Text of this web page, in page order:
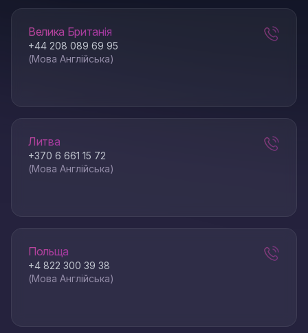
Велика Британія
+44 208 089 69 95
(Мова Англійська)
Литва
+370 6 661 15 72
(Мова Англійська)
Польща
+4 822 300 39 38
(Мова Англійська)